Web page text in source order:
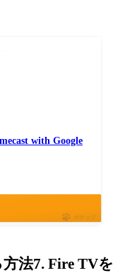
with Google
ポチップ
法7. Fire TVを